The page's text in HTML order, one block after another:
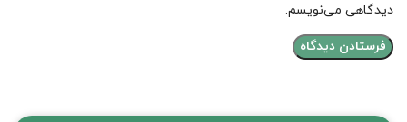
دیدگاهی می‌نویسم.